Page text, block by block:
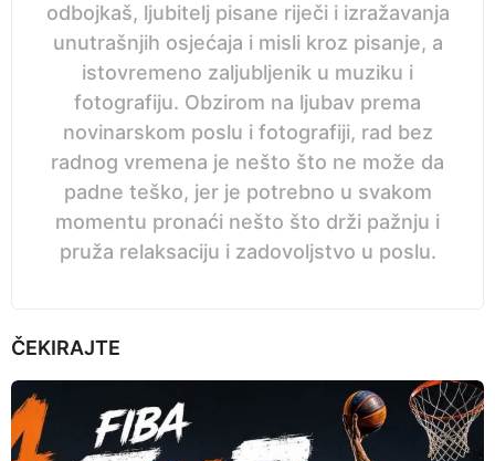
odbojkaš, ljubitelj pisane riječi i izražavanja
unutrašnjih osjećaja i misli kroz pisanje, a
istovremeno zaljubljenik u muziku i
fotografiju. Obzirom na ljubav prema
novinarskom poslu i fotografiji, rad bez
radnog vremena je nešto što ne može da
padne teško, jer je potrebno u svakom
momentu pronaći nešto što drži pažnju i
pruža relaksaciju i zadovoljstvo u poslu.
ČEKIRAJTE